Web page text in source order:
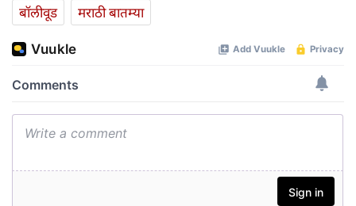
बॉलीवूड
मराठी बातम्या